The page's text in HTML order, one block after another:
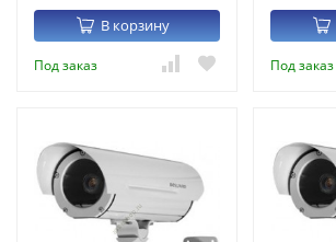
В корзину
Под заказ Под заказ